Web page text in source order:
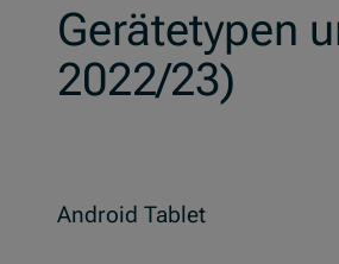
Gerätetypen
2022/23)
Android Tablet